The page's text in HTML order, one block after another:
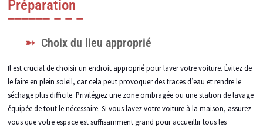
Préparation
Choix du lieu approprié
Il est crucial de choisir un endroit approprié pour laver votre voiture. Évitez de
le faire en plein soleil, car cela peut provoquer des traces d’eau et rendre le
séchage plus difficile. Privilégiez une zone ombragée ou une station de lavage
équipée de tout le nécessaire. Si vous lavez votre voiture à la maison, assurez-
vous que votre espace est suffisamment grand pour accueillir tous les